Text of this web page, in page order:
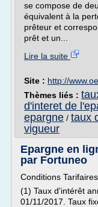
se compose de
équivalent à la
prêteur et
prêt et un...
Lire la suite
Site : http://
Thèmes liés :
d'interet de
epargne / taux
vigueur
Epargne en
par Fortuneo
Conditions Tarifaires
(1) Taux d'intérêt
01/11/2017. Taux